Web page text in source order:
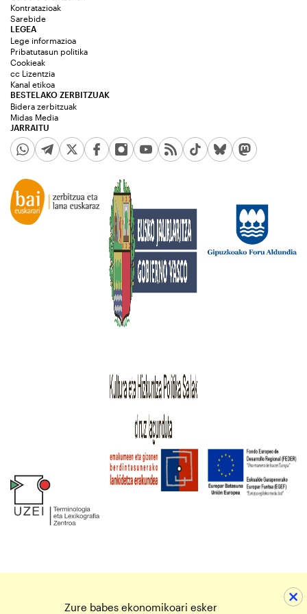
Kontratazioak
Sarebide
JARRAITU
LEGEA
Lege informazioa
Pribatutasun politika
Cookieak
cc Lizentzia
Kanal etikoa
BESTELAKO ZERBITZUAK
Bidera zerbitzuak
Midas Media
Zure babes ekonomikoari esker